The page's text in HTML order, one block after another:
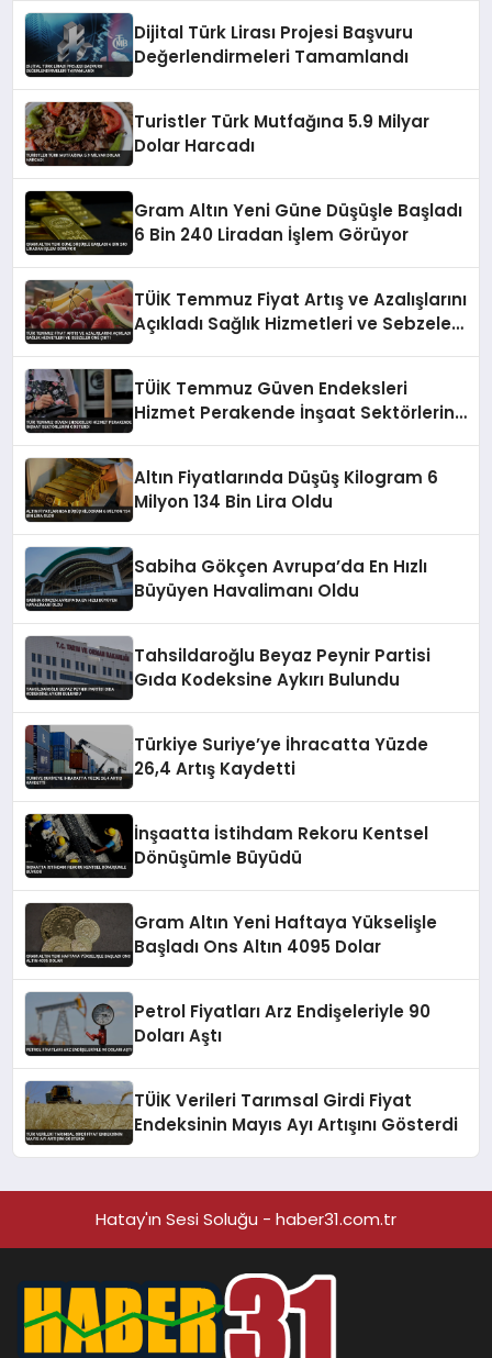
Dijital Türk Lirası Projesi Başvuru
Değerlendirmeleri Tamamlandı
Turistler Türk Mutfağına 5.9 Milyar
Dolar Harcadı
Gram Altın Yeni Güne Düşüşle Başladı
6 Bin 240 Liradan İşlem Görüyor
TÜİK Temmuz Fiyat Artış ve Azalışlarını
Açıkladı Sağlık Hizmetleri ve Sebzeler
TÜİK Temmuz Güven Endeksleri
Hizmet Perakende İnşaat Sektörlerini
Altın Fiyatlarında Düşüş Kilogram 6
Milyon 134 Bin Lira Oldu
Sabiha Gökçen Avrupa’da En Hızlı
Büyüyen Havalimanı Oldu
Tahsildaroğlu Beyaz Peynir Partisi
Gıda Kodeksine Aykırı Bulundu
Türkiye Suriye’ye İhracatta Yüzde
26,4 Artış Kaydetti
İnşaatta İstihdam Rekoru Kentsel
Dönüşümle Büyüdü
Gram Altın Yeni Haftaya Yükselişle
Başladı Ons Altın 4095 Dolar
Petrol Fiyatları Arz Endişeleriyle 90
Doları Aştı
TÜİK Verileri Tarımsal Girdi Fiyat
Endeksinin Mayıs Ayı Artışını Gösterdi
Hatay'ın Sesi Soluğu - haber31.com.tr